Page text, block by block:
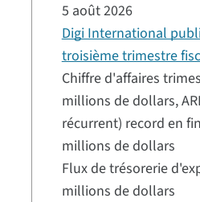
5 août 2026
Digi International
troisième trimestre
Chiffre d'affaires
millions de dollars,
récurrent) record en
millions de dollars
Flux de trésorerie
millions de dollars